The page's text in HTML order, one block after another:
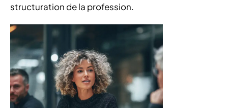
structuration de la profession.